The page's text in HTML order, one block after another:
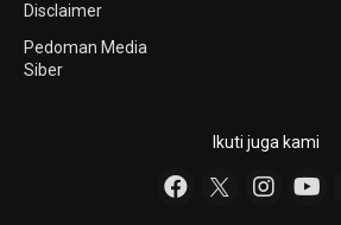
Disclaimer
Pedoman Media
Siber
Ikuti juga kami